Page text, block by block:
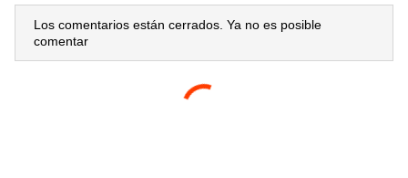
Los comentarios están cerrados. Ya no es posible
comentar